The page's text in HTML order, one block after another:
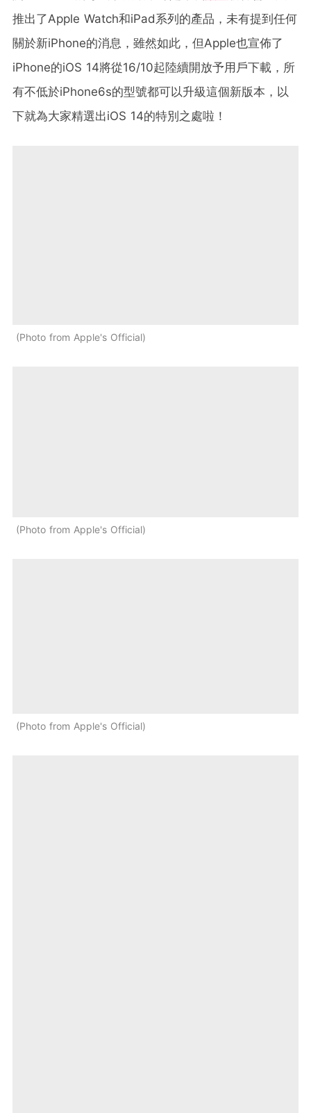
推出了Apple Watch和iPad系列的產品，未有提到任何
關於新iPhone的消息，雖然如此，但Apple也宣佈了
iPhone的iOS 14將從16/10起陸續開放予用戶下載，所
有不低於iPhone6s的型號都可以升級這個新版本，以
下就為大家精選出iOS 14的特別之處啦！
Photo from Apple's Official
Photo from Apple's Official
Photo from Apple's Official